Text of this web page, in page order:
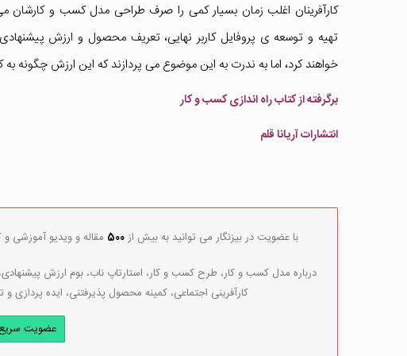
کارآفرینان اغلب زمان بسیار کمی را صرف طراحی مدل کسب و کارشان
تهیه و توسعه ی پروفایل کاربر نهایی، تعریف محصول و ارزش
خواهند کرد، اما به ندرت به این موضوع می پردازند که این ارزش چگونه
برگرفته از کتاب راه اندازی کسب و کار
انتشارات آریانا قلم
با عضویت در بیزنگار می توانید به بیش از500 مقاله و ویدیو آموزشی
درباره مدل کسب و کار، طرح کسب و کار، استارتاپ ناب، بوم ارزش پیشنهادی،
کارآفرینی اجتماعی، کمینه محصول پذیرفتنی، ایده پردازی
عضویت سریع